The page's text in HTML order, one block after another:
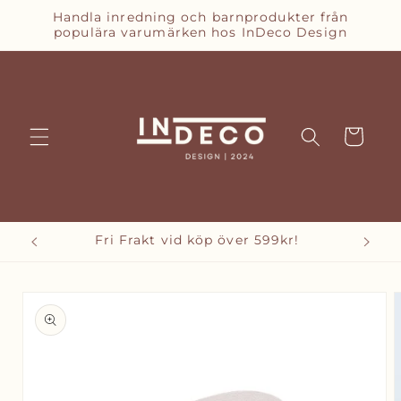
vidareHandla inredning och barnprodukter från
populära varumärken hos InDeco Design
Varukorg
Fri Frakt vid köp över 599kr!